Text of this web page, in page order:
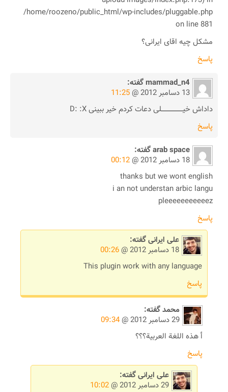
/home/roozeno/public_html/wp-includes/pluggable.php
on line 881
مشکل چیه اقای ایرانی؟
پاسخ
mammad_n4گفته:
13 دسامبر 2012 @
11:25
داداش خیـــــــــــــــــــــلی دعات کردم خیر ببینی D: :X
پاسخ
arab spaceگفته:
18 دسامبر 2012 @
00:12
thanks but we wont english
i an not understan arbic langu
pleeeeeeeeeeez
پاسخ
علی ایرانیگفته:
18 دسامبر 2012 @
00:26
This plugin work with any language
پاسخ
محمدگفته:
29 دسامبر 2012 @
09:34
أ هذه اللغة العربية؟؟؟
پاسخ
علی ایرانیگفته:
29 دسامبر 2012 @
10:02